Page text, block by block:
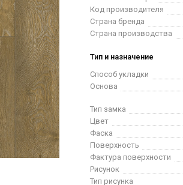
Код производителя
Страна бренда
Страна производства
Тип и назначение
Способ укладки
Основа
Тип замка
Цвет
Фаска
Поверхность
Фактура поверхности
Рисунок
Тип рисунка